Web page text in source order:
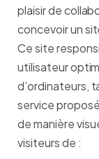
plaisir de
concevoir un
Ce site
utilisateur
d’ordinateurs,
service
de manière
visiteurs de :